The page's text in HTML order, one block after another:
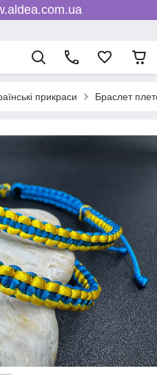
прикраси Браслет